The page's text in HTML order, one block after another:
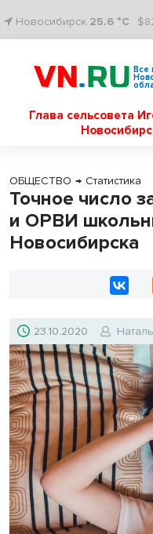
Новосибирск 25.6 °C
Все
Глава сельсовета
ОБЩЕСТВО → Статистика
Точное число
и ОРВИ
Новосибирска
23.10.2020